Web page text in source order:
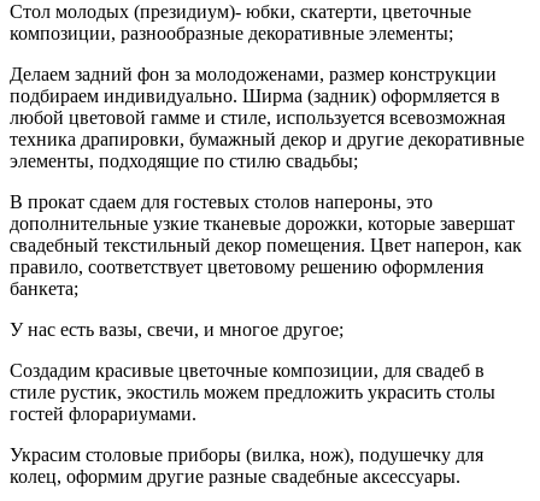
Стол молодых (президиум)- юбки, скатерти, цветочные
композиции, разнообразные декоративные элементы;
Делаем задний фон за молодоженами, размер конструкции
подбираем индивидуально. Ширма (задник) оформляется в
любой цветовой гамме и стиле, используется всевозможная
техника драпировки, бумажный декор и другие декоративные
элементы, подходящие по стилю свадьбы;
В прокат сдаем для гостевых столов напероны, это
дополнительные узкие тканевые дорожки, которые завершат
свадебный текстильный декор помещения. Цвет наперон, как
правило, соответствует цветовому решению оформления
банкета;
У нас есть вазы, свечи, и многое другое;
Создадим красивые цветочные композиции, для свадеб в
стиле рустик, экостиль можем предложить украсить столы
гостей флорариумами.
Украсим столовые приборы (вилка, нож), подушечку для
колец, оформим другие разные свадебные аксессуары.